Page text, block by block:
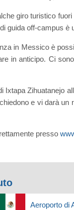
giro turistico
guida off-campus è
in Messico è
in anticipo. Ci
Ixtapa Zihuatanejo
e vi darà
presso
Aeroporto di